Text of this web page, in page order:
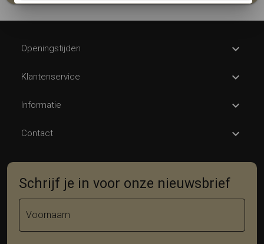
Openingstijden
Klantenservice
Informatie
Contact
Schrijf je in voor onze nieuwsbrief
Voornaam